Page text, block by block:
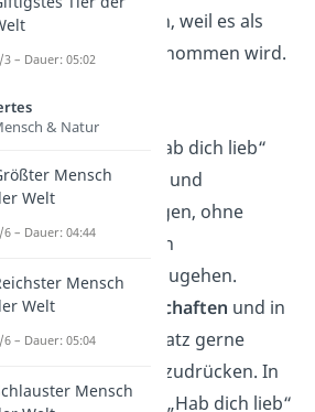
Verwirrung
sorgen, weil es als
stark wahrgenommen wird.
Sicht
verwenden „Hab dich lieb“
um Zuneigung und
zu zeigen, ohne
zu einer tieferen
überzugehen.
in
Freundschaften und in
Familiewird der Satz gerne
um Nähe auszudrücken. In
kann „Hab dich lieb“
3 – Dauer: 05:02
& Natur
Mensch
Welt
6 – Dauer: 04:44
Mensch
Welt
6 – Dauer: 05:04
Mensch